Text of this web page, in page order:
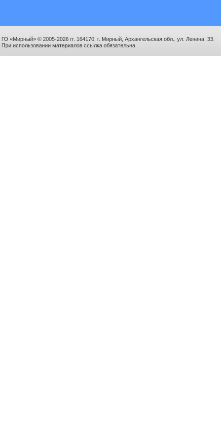
ГО «Мирный» © 2005-2026 гг. 164170, г. Мирный, Архангельская обл., ул. Ленина, 33.
При использовании материалов ссылка обязательна.